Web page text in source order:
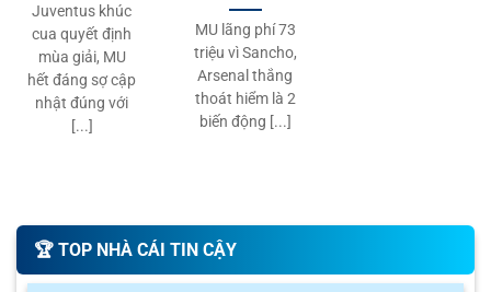
Juventus khúc
cua quyết định
mùa giải, MU
hết đáng sợ cập
nhật đúng với
[...]
MU lãng phí 73
triệu vì Sancho,
Arsenal thắng
thoát hiểm là 2
biến động [...]
🏆️ TOP NHÀ CÁI TIN CẬY